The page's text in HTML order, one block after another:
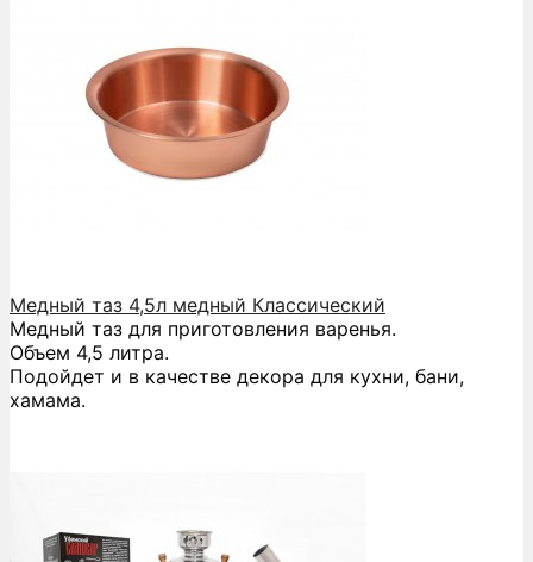
Медный таз 4,5л медный Классический
Медный таз для приготовления варенья.
Объем 4,5 литра.
Подойдет и в качестве декора для кухни, бани,
хамама.